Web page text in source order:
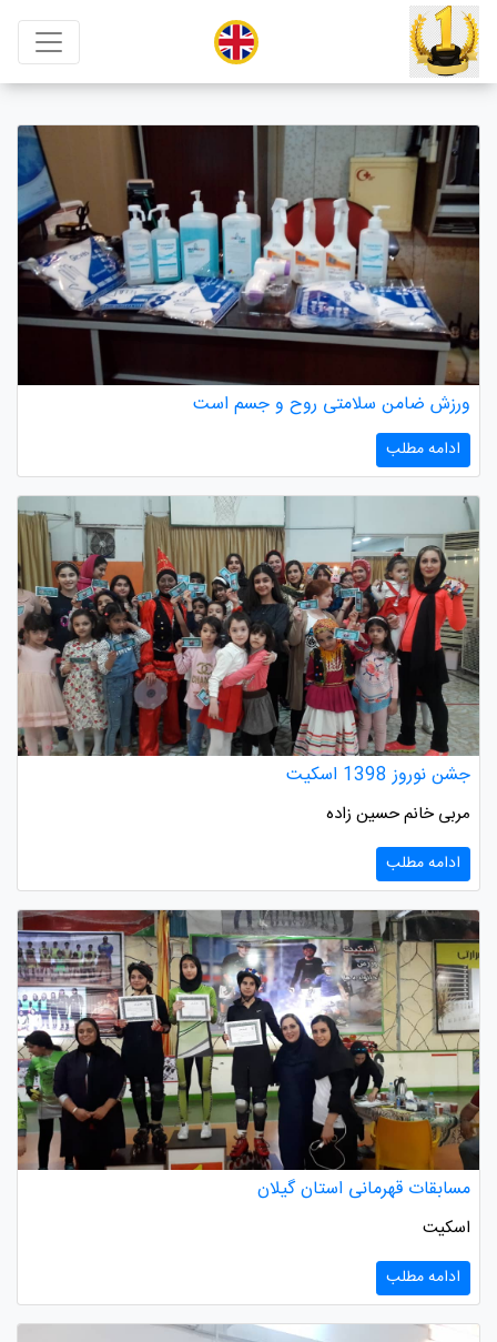
ورزش ضامن سلامتی روح و جسم است
ادامه مطلب
جشن نوروز 1398 اسکیت
مربی خانم حسین زاده
ادامه مطلب
مسابقات قهرمانی استان گیلان
اسکیت
ادامه مطلب